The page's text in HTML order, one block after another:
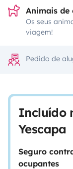
Animais de
Os seus
viagem!
Pedido de
Incluído
Yescapa
Seguro
ocupantes